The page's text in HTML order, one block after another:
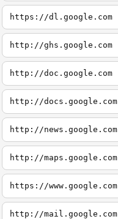
https://dl.google.com
http://ghs.google.com
http://doc.google.com
http://docs.google.com
http://news.google.com
http://maps.google.com
https://www.google.com
http://mail.google.com